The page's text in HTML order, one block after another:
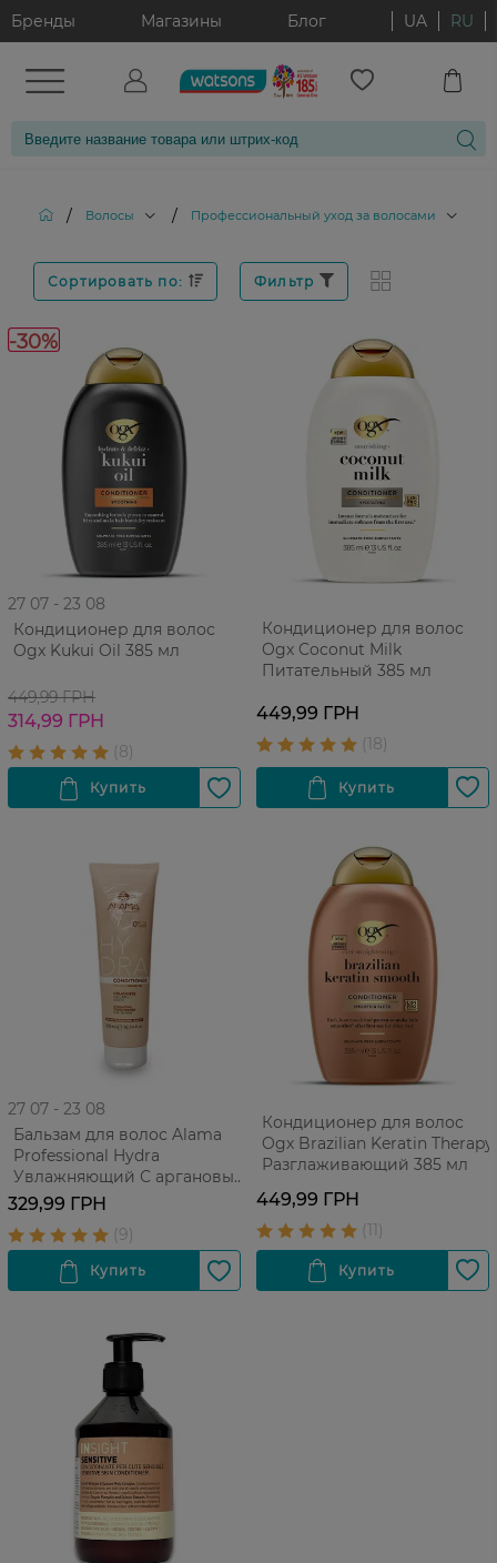
Бренды Магазины Блог UA RU
/ Волосы / Профессиональный уход за волосами
Сортировать по: Фильтр
-30%
27 07 - 23 08
Кондиционер для волос
Ogx Kukui Oil 385 мл
449,99 ГРН
314,99 ГРН
Кондиционер для волос
Ogx Coconut Milk
Питательный 385 мл
449,99 ГРН
27 07 - 23 08
Бальзам для волос Alama
Professional Hydra
Увлажняющий С аргановым
маслом Для сухих волос 300
329,99 ГРН
Кондиционер для волос
Ogx Brazilian Keratin Therapy
Разглаживающий 385 мл
449,99 ГРН